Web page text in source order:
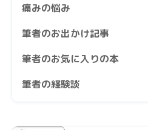
痛みの悩み
筆者のお出かけ記事
筆者のお気に入りの本
筆者の経験談